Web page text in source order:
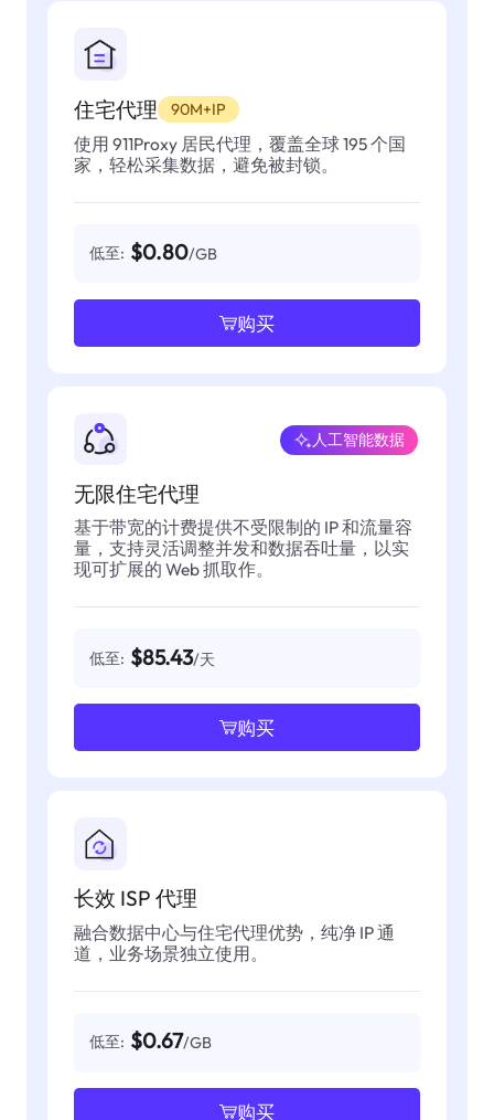
住宅代理 90M+IP
使用 911Proxy 居民代理，覆盖全球 195 个国
家，轻松采集数据，避免被封锁。
低至: $0.80/GB
购买
无限住宅代理
人工智能数据
基于带宽的计费提供不受限制的 IP 和流量容
量，支持灵活调整并发和数据吞吐量，以实
现可扩展的 Web 抓取作。
低至: $85.43/天
购买
长效 ISP 代理
融合数据中心与住宅代理优势，纯净 IP 通
道，业务场景独立使用。
低至: $0.67/GB
购买